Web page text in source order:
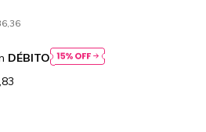
DÉBITO